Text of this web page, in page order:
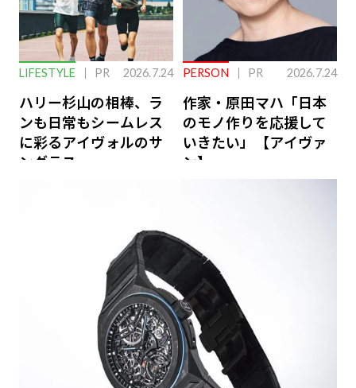
LIFESTYLE PR 2026.7.24
ハリー杉山の相棒、ラ
ンも日常もシームレス
に彩るアイヴォルのサ
ングラス
PERSON PR 2026.7.24
作家・原田マハ「日本
のモノ作りを応援して
いきたい」【アイヴァ
ン】